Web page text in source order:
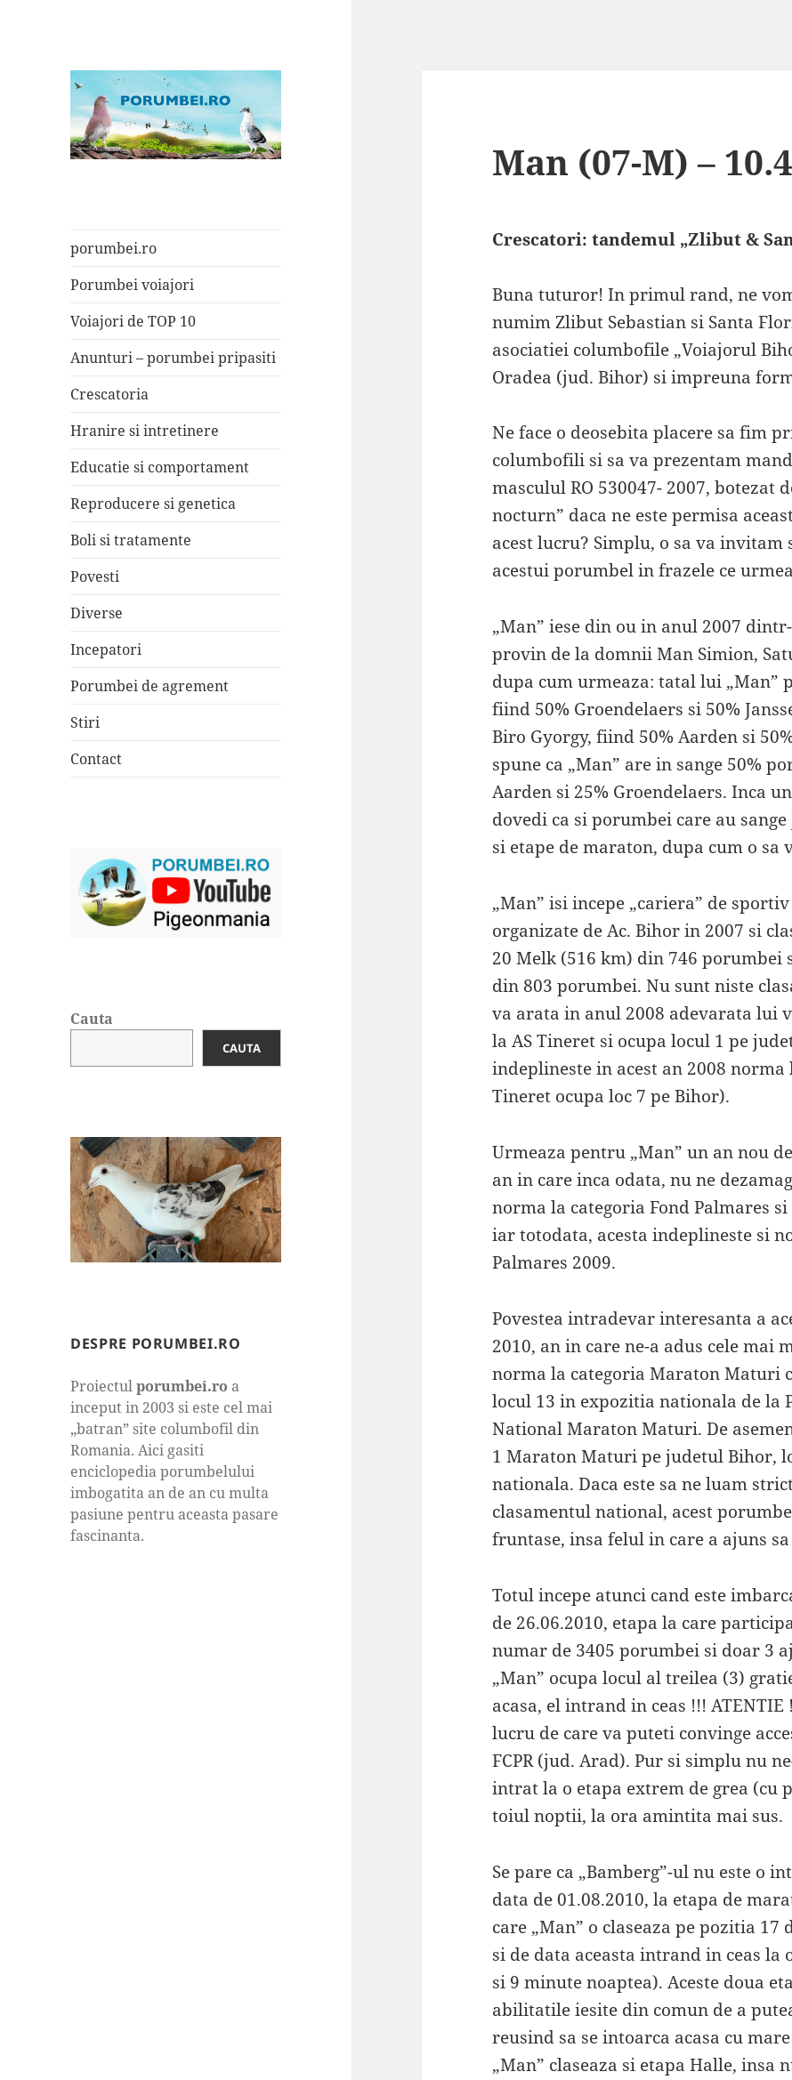
porumbei.ro
Porumbei voiajori
Voiajori de TOP 10
Anunturi – porumbei pripasiti
Crescatoria
Hranire si intretinere
Educatie si comportament
Reproducere si genetica
Boli si tratamente
Povesti
Diverse
Incepatori
Porumbei de agrement
Stiri
Contact
Cauta
CAUTA
DESPRE PORUMBEI.RO
Proiectulporumbei.ro a
inceput in 2003 si este cel mai
„batran” site columbofil din
Romania. Aici gasiti
enciclopedia porumbelului
imbogatita an de an cu multa
pasiune pentru aceasta pasare
fascinanta.
Man (07-M) –
Crescatori: tandemul „Zlibut &
Buna tuturor! In primul rand, ne
numim Zlibut Sebastian si Santa
asociatiei columbofile „Voiajorul
Oradea (jud. Bihor) si impreuna
Ne face o deosebita placere sa fim
columbofili si sa va prezentam
masculul RO 530047- 2007, botezat
nocturn” daca ne este permisa
acest lucru? Simplu, o sa va
acestui porumbel in frazele ce
„Man” iese din ou in anul 2007
provin de la domnii Man Simion,
dupa cum urmeaza: tatal lui „Man”
fiind 50% Groendelaers si 50%
Biro Gyorgy, fiind 50% Aarden si
spune ca „Man” are in sange 50%
Aarden si 25% Groendelaers. Inca
dovedi ca si porumbei care au sange
si etape de maraton, dupa cum o sa
„Man” isi incepe „cariera” de
organizate de Ac. Bihor in 2007 si
20 Melk (516 km) din 746 porumbei
din 803 porumbei. Nu sunt niste
va arata in anul 2008 adevarata lui
la AS Tineret si ocupa locul 1 pe
indeplineste in acest an 2008
Tineret ocupa loc 7 pe Bihor).
Urmeaza pentru „Man” un an nou
an in care inca odata, nu ne
norma la categoria Fond Palmares
iar totodata, acesta indeplineste si
Palmares 2009.
Povestea intradevar interesanta a
2010, an in care ne-a adus cele
norma la categoria Maraton Maturi
locul 13 in expozitia nationala de la
National Maraton Maturi. De
1 Maraton Maturi pe judetul Bihor,
nationala. Daca este sa ne luam
clasamentul national, acest
fruntase, insa felul in care a ajuns
Totul incepe atunci cand este
de 26.06.2010, etapa la care
numar de 3405 porumbei si doar 3
„Man” ocupa locul al treilea (3)
acasa, el intrand in ceas !!! ATENTIE
lucru de care va puteti convinge
FCPR (jud. Arad). Pur si simplu nu
intrat la o etapa extrem de grea (cu
toiul noptii, la ora amintita mai sus.
Se pare ca „Bamberg”-ul nu este o
data de 01.08.2010, la etapa de
care „Man” o claseaza pe pozitia
si de data aceasta intrand in ceas la
si 9 minute noaptea). Aceste doua
abilitatile iesite din comun de a
reusind sa se intoarca acasa cu
„Man” claseaza si etapa Halle, insa